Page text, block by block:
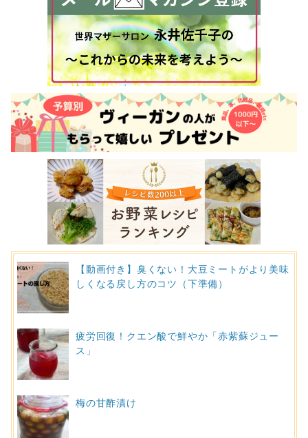
【動画付き】臭くない！大豆ミートがより美味
しくなる戻し方のコツ（下準備）
疲労回復！クエン酸で鮮やか「赤紫蘇ジュー
ス」
梅の甘酢漬け